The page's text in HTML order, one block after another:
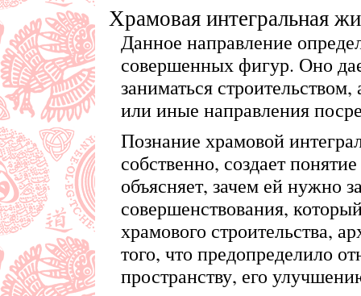
Храмовая интегральная
Данное направление
совершенных фигур. Оно
заниматься строительством,
или иные направления
Познание храмовой
собственно, создает
объясняет, зачем ей нужно
совершенствования,
храмового строительства,
того, что предопределило
пространству, его